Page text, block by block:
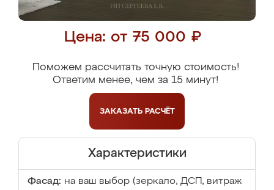
Цена: от 75 000 ₽
Поможем рассчитать точную стоимость!
Ответим менее, чем за 15 минут!
ЗАКАЗАТЬ РАСЧЁТ
Характеристики
Фасад: на ваш выбор (зеркало, ДСП, витраж